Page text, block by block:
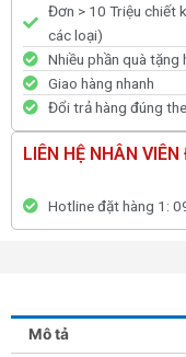
Đơn > 10 Triệu chiết
các loại)
Nhiều phần quà tặng
Giao hàng nhanh
Đổi trả hàng đúng
LIÊN HỆ NHÂN
Hotline đặt hàng 1:
Mô tả